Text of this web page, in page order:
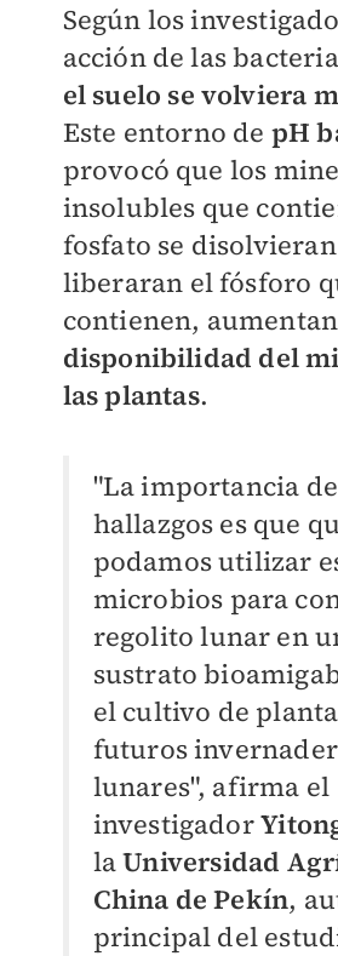
Según los
acción de las
el suelo se volviera
Este entorno de pH
provocó que los
insolubles que
fosfato se
liberaran el fósforo
contienen,
disponibilidad del
las plantas.
"La importancia
hallazgos es que
podamos utilizar
microbios para
regolito lunar en
sustrato
el cultivo de
futuros
lunares", afirma el
investigador
laUniversidad
China de Pekín,
principal del